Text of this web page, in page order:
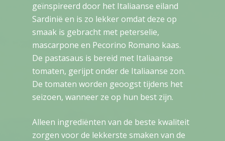
geïnspireerd door het Italiaanse eiland
Sardinië en is zo lekker omdat deze op
smaak is gebracht met peterselie,
mascarpone en Pecorino Romano kaas.
De pastasaus is bereid met Italiaanse
tomaten, gerijpt onder de Italiaanse zon.
De tomaten worden geoogst tijdens het
seizoen, wanneer ze op hun best zijn.
Alleen ingrediënten van de beste kwaliteit
zorgen voor de lekkerste smaken van de